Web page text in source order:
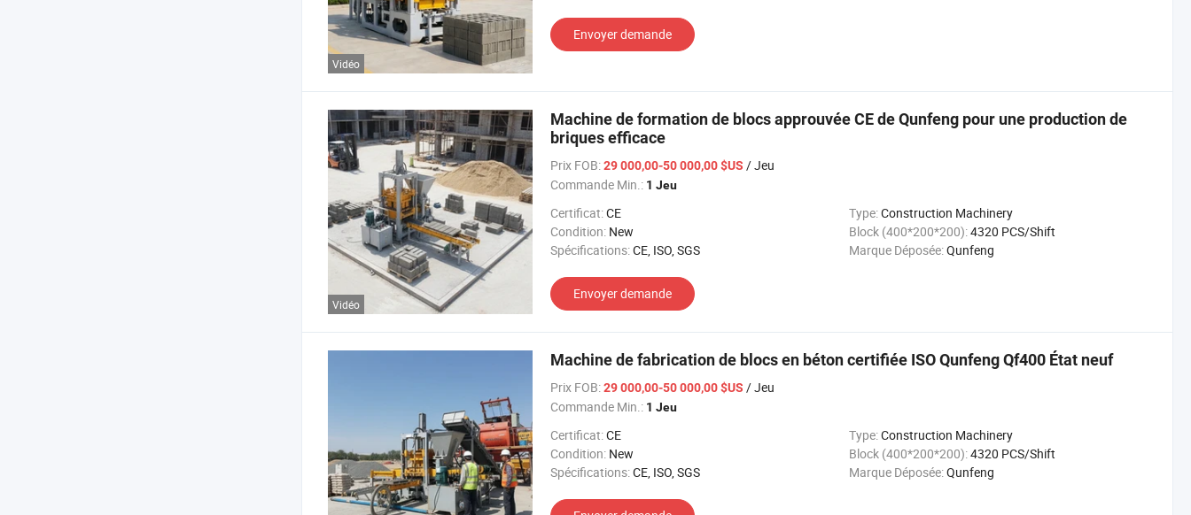
Vidéo
Envoyer demande
Vidéo
Machine de formation de blocs approuvée CE de Qunfeng pour une production de
briques efficace
Prix FOB:29 000,00-50 000,00 $US / Jeu
Commande Min.: 1 Jeu
Certificat:CE Type:Construction Machinery
Condition: New Block (400*200*200):4320 PCS/Shift
Spécifications:CE, ISO, SGS Marque Déposée:Qunfeng
Envoyer demande
Machine de fabrication de blocs en béton certifiée ISO Qunfeng Qf400 État neuf
Prix FOB:29 000,00-50 000,00 $US / Jeu
Commande Min.: 1 Jeu
Certificat:CE Type:Construction Machinery
Condition: New Block (400*200*200):4320 PCS/Shift
Spécifications:CE, ISO, SGS Marque Déposée:Qunfeng